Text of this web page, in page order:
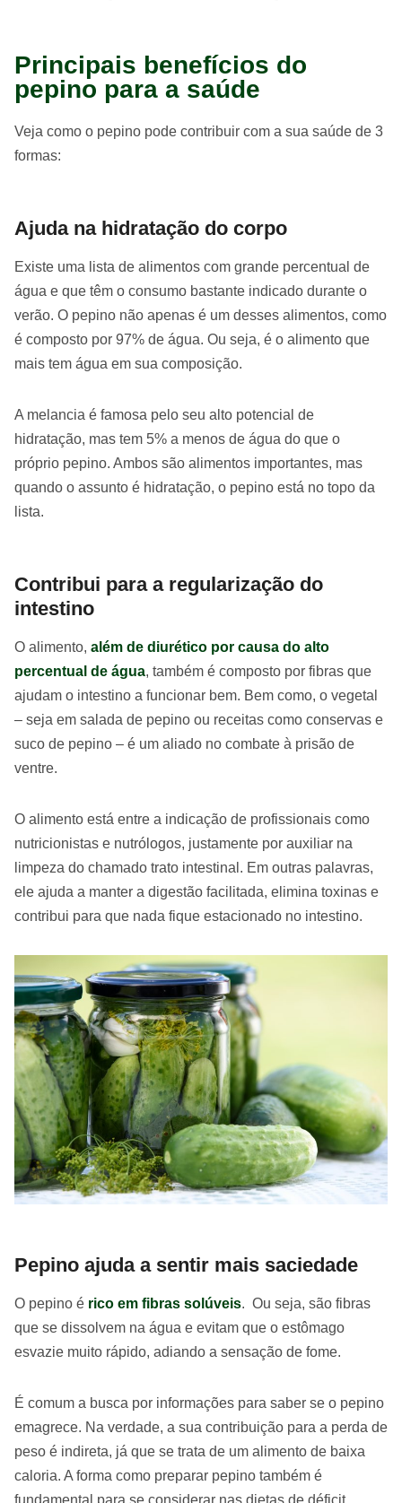
Principais benefícios do
pepino para a saúde
Veja como o pepino pode contribuir com a sua saúde de 3
formas:
Ajuda na hidratação do corpo
Existe uma lista de alimentos com grande percentual de
água e que têm o consumo bastante indicado durante o
verão. O pepino não apenas é um desses alimentos, como
é composto por 97% de água. Ou seja, é o alimento que
mais tem água em sua composição.
A melancia é famosa pelo seu alto potencial de
hidratação, mas tem 5% a menos de água do que o
próprio pepino. Ambos são alimentos importantes, mas
quando o assunto é hidratação, o pepino está no topo da
lista.
Contribui para a regularização do
intestino
O alimento, além de diurético por causa do alto
percentual de água, também é composto por fibras que
ajudam o intestino a funcionar bem. Bem como, o vegetal
– seja em salada de pepino ou receitas como conservas e
suco de pepino – é um aliado no combate à prisão de
ventre.
O alimento está entre a indicação de profissionais como
nutricionistas e nutrólogos, justamente por auxiliar na
limpeza do chamado trato intestinal. Em outras palavras,
ele ajuda a manter a digestão facilitada, elimina toxinas e
contribui para que nada fique estacionado no intestino.
Pepino ajuda a sentir mais saciedade
O pepino é rico em fibras solúveis. Ou seja, são fibras
que se dissolvem na água e evitam que o estômago
esvazie muito rápido, adiando a sensação de fome.
É comum a busca por informações para saber se o pepino
emagrece. Na verdade, a sua contribuição para a perda de
peso é indireta, já que se trata de um alimento de baixa
caloria. A forma como preparar pepino também é
fundamental para se considerar nas dietas de déficit